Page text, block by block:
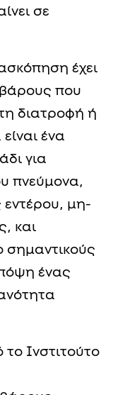
σε
έχει
βάρους που
διατροφή ή
ένα
για
πνεύμονα,
εντέρου, μη-
και
σημαντικούς
ένας
Ινστιτούτο